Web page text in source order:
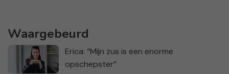
Waargebeurd
Erica: “Mijn zus is een enorme
opschepster”